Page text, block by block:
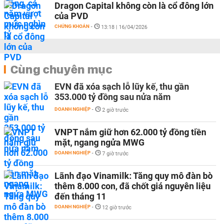
Dragon Capital không còn là cổ đông lớn
của PVD
CHỨNG KHOÁN - 13:18 | 16/04/2026
Cùng chuyên mục
EVN đã xóa sạch lỗ lũy kế, thu gần
353.000 tỷ đồng sau nửa năm
DOANH NGHIỆP - 2 giờ trước
VNPT nắm giữ hơn 62.000 tỷ đồng tiền
mặt, ngang ngửa MWG
DOANH NGHIỆP - 7 giờ trước
Lãnh đạo Vinamilk: Tăng quy mô đàn bò
thêm 8.000 con, đã chốt giá nguyên liệu
đến tháng 11
DOANH NGHIỆP - 12 giờ trước